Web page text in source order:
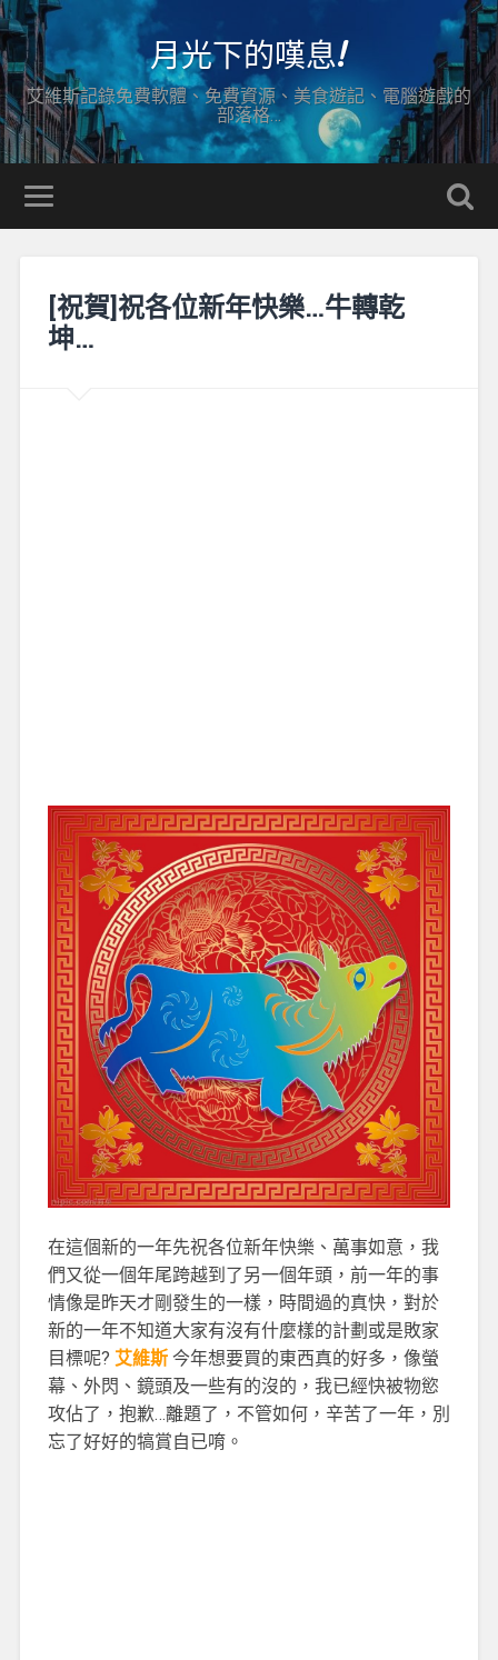
月光下的嘆息!
艾維斯記錄免費軟體、免費資源、美食遊記、電腦遊戲的
部落格…
[祝賀]祝各位新年快樂…牛轉乾
坤…
在這個新的一年先祝各位新年快樂、萬事如意，我
們又從一個年尾跨越到了另一個年頭，前一年的事
情像是昨天才剛發生的一樣，時間過的真快，對於
新的一年不知道大家有沒有什麼樣的計劃或是敗家
目標呢? 艾維斯今年想要買的東西真的好多，像螢
幕、外閃、鏡頭及一些有的沒的，我已經快被物慾
攻佔了，抱歉…離題了，不管如何，辛苦了一年，別
忘了好好的犒賞自已唷。